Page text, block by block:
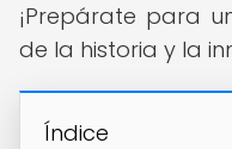
¡Prepárate para
de la historia y la
Índice